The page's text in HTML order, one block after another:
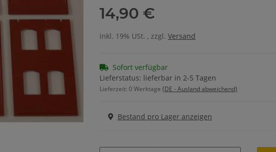
14,90 €
inkl. 19% USt. , zzgl. Versand
Sofort verfügbar
Lieferstatus: lieferbar in 2-5 Tagen
Lieferzeit: 0 Werktage (DE - Ausland abweichend)
Bestand pro Lager anzeigen